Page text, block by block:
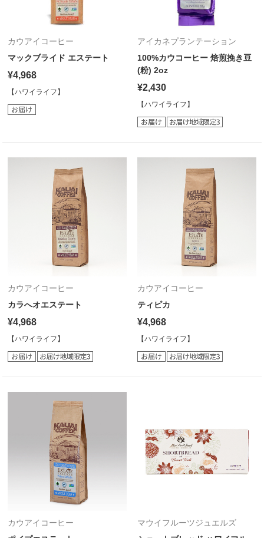
カウアイコーヒー
マックブライド エステート
¥4,968
【ハワイライフ】
アイカネプランテーション
100%カウコーヒー 焙煎挽き豆
(粉) 2oz
¥2,430
【ハワイライフ】
カウアイコーヒー
カラへオエステート
¥4,968
【ハワイライフ】
カウアイコーヒー
ティピカ
¥4,968
【ハワイライフ】
カウアイコーヒー
マウイフルーツジュエルズ